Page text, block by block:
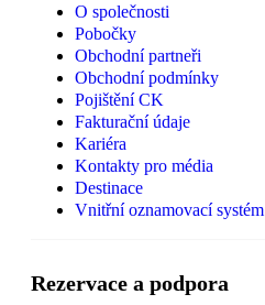
O společnosti
Pobočky
Obchodní partneři
Obchodní podmínky
Pojištění CK
Fakturační údaje
Kariéra
Kontakty pro média
Destinace
Vnitřní oznamovací systém
Rezervace a podpora